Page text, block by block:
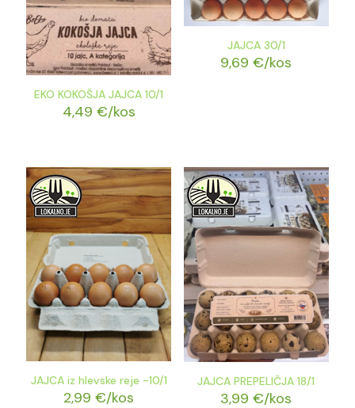
EKO KOKOŠJA JAJCA 10/1
4,49 €/kos
JAJCA 30/1
9,69€/kos
JAJCA iz hlevske reje -10/1
2,99€/kos
JAJCA PREPELIČJA 18/1
3,99€/kos